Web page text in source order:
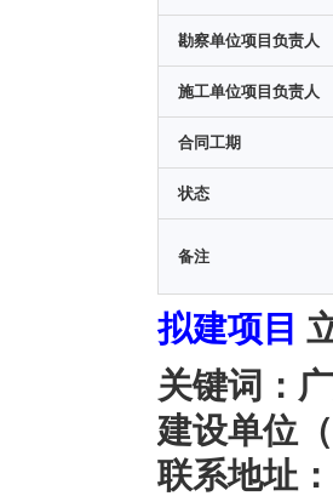
勘察单位项目负责人
施工单位项目负责人
合同工期
状态
备注
拟建项目
关键词：
建设单位
联系地址